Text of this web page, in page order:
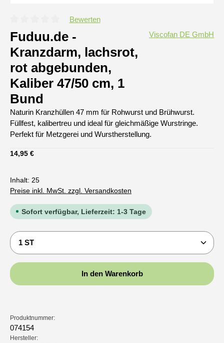
Bewerten
Fuduu.de -
Kranzdarm, lachsrot,
rot abgebunden,
Kaliber 47/50 cm, 1
Bund
Viscofan DE GmbH
Naturin Kranzhüllen 47 mm für Rohwurst und Brühwurst.
Füllfest, kalibertreu und ideal für gleichmäßige Wurstringe.
Perfekt für Metzgerei und Wurstherstellung.
Regulärer Preis:
14,95 €
Inhalt: 25
Preise inkl. MwSt. zzgl. Versandkosten
Sofort verfügbar, Lieferzeit: 1-3 Tage
Produkt Anzahl: Gib den gewünschten Wert ein
In den Warenkorb
Produktnummer:
074154
Hersteller: